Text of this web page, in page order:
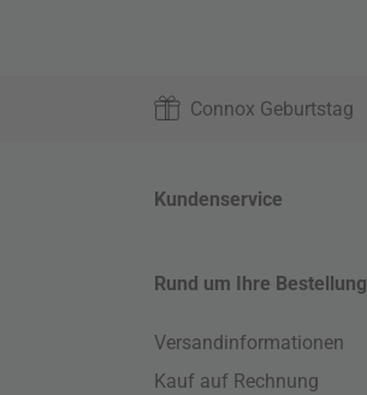
Connox Geburtstag
Kundenservice
Rund um Ihre Bestellung
Versandinformationen
Kauf auf Rechnung